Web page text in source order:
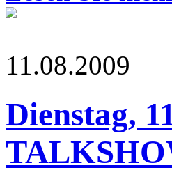
11.08.2009
Dienstag,